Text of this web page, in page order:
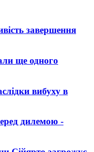
завершення
ще одного
вибуху в
дилемою -